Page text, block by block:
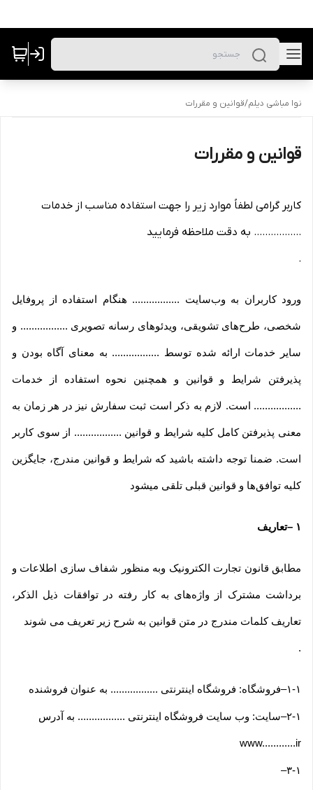
نوا مباشی دیلم/قوانین و مقررات
قوانین و مقررات
کاربر گرامی لطفاً موارد زیر را جهت استفاده مناسب از خدمات
................. به دقت ملاحظه فرمایید
.
ورود کاربران به وب‏‌سایت ................. هنگام استفاده از پروفایل
شخصی، طرح‏‌های تشویقی، ویدئوهای رسانه تصویری ................. و
سایر خدمات ارائه شده توسط ................. به معنای آگاه بودن و
پذیرفتن شرایط و قوانین و همچنین نحوه استفاده از خدمات
................. است. لازم به ذکر است ثبت سفارش نیز در هر زمان به
معنی پذیرفتن کامل کلیه شرایط و قوانین ................. از سوی کاربر
است. ضمنا توجه داشته باشید که شرایط و قوانین مندرج، جایگزین
کلیه توافق‏‌ها و قوانین قبلی تلقی میشود
۱ –تعاریف
مطابق قانون تجارت الکترونیک وبه منظور شفاف سازی اطلاعات و
برداشت مشترک از واژه‌های به کار رفته در توافقات ذیل الذکر،
تعاریف کلمات مندرج در متن قوانین به شرح زیر تعریف می شوند
.
۱-۱–فروشگاه: فروشگاه اینترنتی ................. به عنوان فروشنده
۲-۱–سایت: وب سایت فروشگاه اینترنتی ................. به آدرس
www............ir
۳-۱–